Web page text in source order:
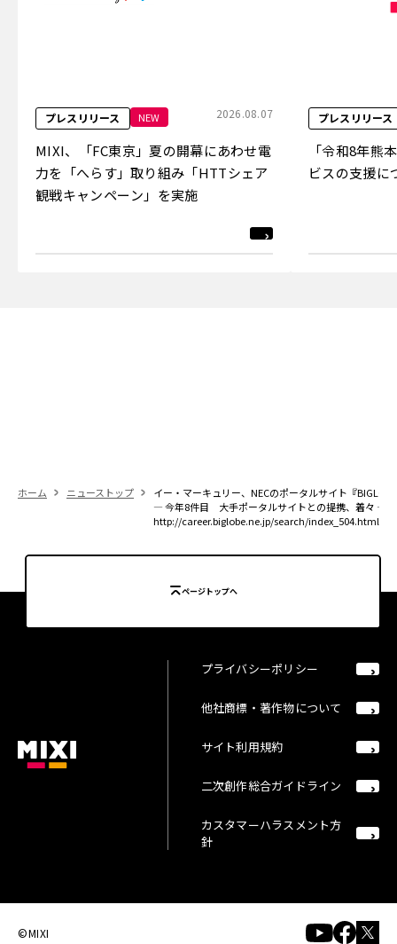
プレスリリース NEW 2026.08.07
MIXI、「FC東京」夏の開幕にあわせ電
力を「へらす」取り組み「HTTシェア
観戦キャンペーン」を実施
プレスリリース
「令和8年熊
ビスの支援に
ホーム ニューストップ
イー・マーキュリー、NECのポータルサイト『
― 今年8件目 大手ポータルサイトとの提携、着々 ―
http://career.biglobe.ne.jp/search/index_504.html
ページトップへ
プライバシーポリシー
他社商標・著作物について
サイト利用規約
二次創作総合ガイドライン
カスタマーハラスメント方
針
©MIXI